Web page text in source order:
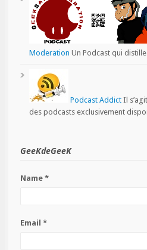
Moderation Un Podcast qui
Podcast Addict Il
des podcasts exclusivement
GeeKdeGeeK
Name *
Email *